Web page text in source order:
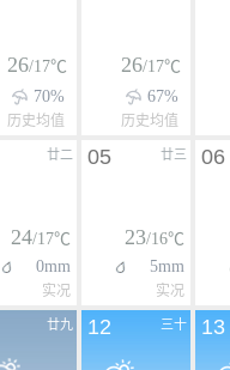
26/17℃
70%
历史均值
26/17℃
67%
历史均值
廿二
24/17℃
0mm
实况
廿三
05
23/16℃
5mm
实况
06
廿九 三十
12 13